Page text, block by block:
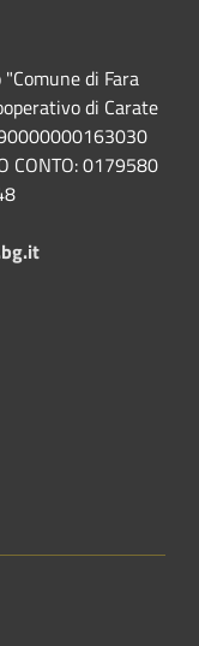
di Fara
di Carate
CONTO: 0179580